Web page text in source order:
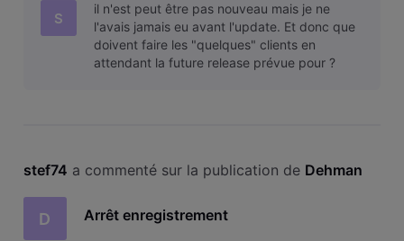
S
il n'est peut être pas nouveau mais je ne
l'avais jamais eu avant l'update. Et donc que
doivent faire les "quelques" clients en
attendant la future release prévue pour ?
stef74 a commenté sur la publication de Dehman
D Arrêt enregistrement